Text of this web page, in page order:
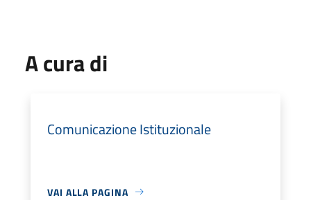
A cura di
Comunicazione Istituzionale
VAI ALLA PAGINA